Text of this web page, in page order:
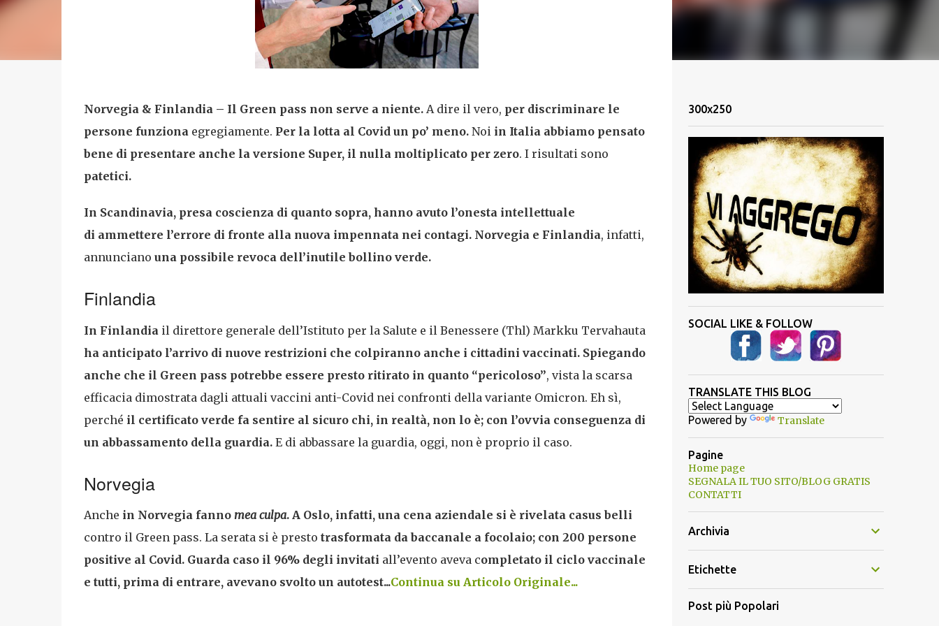
Norvegia & Finlandia – Il Green pass non serve a niente.A dire il vero, per discriminare le
persone funzionaegregiamente. Per la lotta al Covid un po’ meno. Noi in Italia abbiamo pensato
bene di presentare anche la versione Super, il nulla moltiplicato per zero. I risultati sono
patetici.
In Scandinavia, presa coscienza di quanto sopra, hanno avuto l’onesta intellettuale
di ammettere l’errore di fronte alla nuova impennata nei contagi. Norvegia e Finlandia, infatti,
annunciano una possibile revoca dell’inutile bollino verde.
Finlandia
In Finlandia il direttore generale dell’Istituto per la Salute e il Benessere (Thl) Markku Tervahauta
ha anticipato l’arrivo di nuove restrizioni che colpiranno anche i cittadini vaccinati. Spiegando
anche che il Green pass potrebbe essere presto ritirato in quanto “pericoloso”, vista la scarsa
efficacia dimostrata dagli attuali vaccini anti-Covid nei confronti della variante Omicron. Eh sì,
perché il certificato verde fa sentire al sicuro chi, in realtà, non lo è; con l’ovvia conseguenza di
un abbassamento della guardia.E di abbassare la guardia, oggi, non è proprio il caso.
Norvegia
Anche in Norvegia fanno mea culpa. A Oslo, infatti, una cena aziendale si è rivelata casus belli
contro il Green pass. La serata si è presto trasformata da baccanale a focolaio; con 200 persone
positive al Covid. Guarda caso il 96% degli invitati all’evento aveva completato il ciclo vaccinale
e tutti, prima di entrare, avevano svolto un autotest...Continua su Articolo Originale...
300x250
SOCIAL LIKE & FOLLOW
TRANSLATE THIS BLOG
Powered by Translate
Pagine
Home page
SEGNALA IL TUO SITO/BLOG GRATIS
CONTATTI
Archivia
Etichette
Post più Popolari